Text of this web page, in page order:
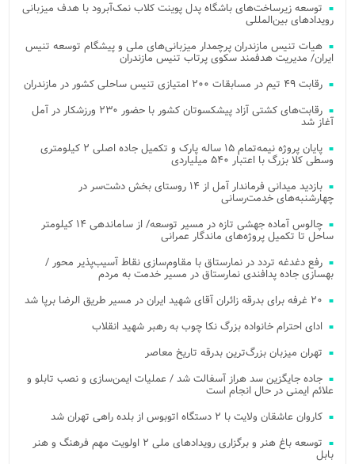
توسعه زیرساخت‌های باشگاه پدل پوینت کلاب نمک‌آبرود با هدف میزبانی
رویدادهای بین‌المللی
هیات تنیس مازندران پرچمدار میزبانی‌های ملی و پیشگام توسعه تنیس
ایران/ مدیریت هدفمند سکوی پرتاب تنیس مازندران
رقابت ۴۹ تیم در مسابقات ۲۰۰ امتیازی تنیس ساحلی کشور در مازندران
رقابت‌های کشتی آزاد پیشکسوتان کشور با حضور ۲۳۰ ورزشکار در آمل
آغاز شد
پایان پروژه نیمه‌تمام ۱۵ ساله پارک و تکمیل جاده اصلی ۲ کیلومتری
وسطی کلا بزرگ با اعتبار ۵۴۰ میلیاردی
بازدید میدانی فرماندار آمل از ۱۴ روستای بخش دشت‌سر در
چهارشنبه‌های خدمت‌رسانی
چالوس آماده جهشی تازه در مسیر توسعه/ از ساماندهی ۱۴ کیلومتر
ساحل تا تکمیل پروژه‌های ماندگار عمرانی
رفع دغدغه تردد در نمارستاق با مقاوم‌سازی نقاط آسیب‌پذیر محور /
بهسازی جاده پدافندی نمارستاق در مسیر خدمت به مردم
۲۰ غرفه برای بدرقه زائران آقای شهید ایران در مسیر طریق الرضا برپا شد
ادای احترام خانواده بزرگ نکا چوب به رهبر شهید انقلاب
تهران میزبان بزرگ‌ترین بدرقه تاریخ معاصر
جاده جایگزین سد هراز آسفالت شد / عملیات ایمن‌سازی و نصب تابلو و
علائم ایمنی در حال انجام است
کاروان عاشقان ولایت با ۲ دستگاه اتوبوس از بلده راهی تهران شد
توسعه باغ هنر و برگزاری رویدادهای ملی ۲ اولویت مهم فرهنگ و هنر
بابل